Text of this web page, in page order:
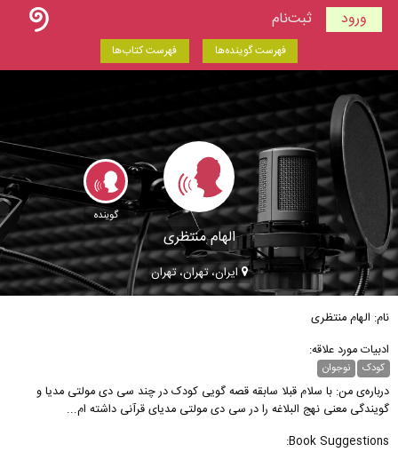
ورود ثبت‌نام
فهرست گوینده‌ها فهرست کتاب‌ها
گوینده
الهام منتظری
ایران، تهران، تهران
نام: الهام منتظری
ادبیات مورد علاقه:
کودک نوجوان
درباره‌ی من: با سلام قبلا سابقه قصه گویی کودک در چند سی دی مولتی مدیا و
گویندگی معنی نهج البلاغه را در سی دی مولتی مدیای قرآنی داشته ام...
Book Suggestions: